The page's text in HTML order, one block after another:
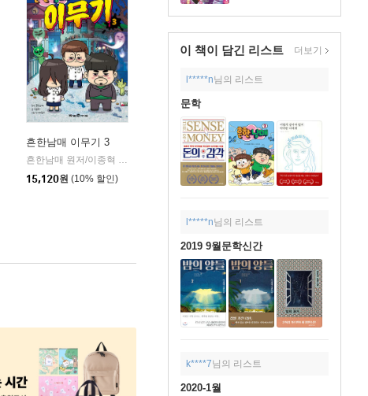
이 책이 담긴 리스트 더보기
l*****n님의 리스트
문학
l*****n님의 리스트
2019 9월문학신간
k****7님의 리스트
2020-1월
미래엔아이세움
흔한남매 이무기 3
흔한남매 원저/이종혁 글/도니패밀리 그림/흔한컴퍼니 감수 |
미래엔아이세움
15,120원 (10% 할인)